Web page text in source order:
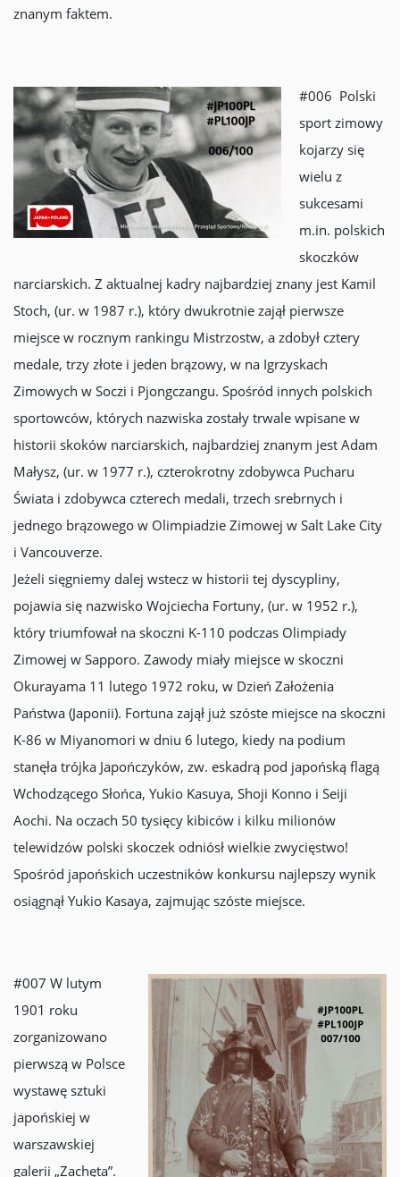
znanym faktem.
#006 Polski
sport zimowy
kojarzy się
wielu z
sukcesami
m.in. polskich
skoczków
narciarskich. Z aktualnej kadry najbardziej znany jest Kamil
Stoch, (ur. w 1987 r.), który dwukrotnie zajął pierwsze
miejsce w rocznym rankingu Mistrzostw, a zdobył cztery
medale, trzy złote i jeden brązowy, w na Igrzyskach
Zimowych w Soczi i Pjongczangu. Spośród innych polskich
sportowców, których nazwiska zostały trwale wpisane w
historii skoków narciarskich, najbardziej znanym jest Adam
Małysz, (ur. w 1977 r.), czterokrotny zdobywca Pucharu
Świata i zdobywca czterech medali, trzech srebrnych i
jednego brązowego w Olimpiadzie Zimowej w Salt Lake City
i Vancouverze.
Jeżeli sięgniemy dalej wstecz w historii tej dyscypliny,
pojawia się nazwisko Wojciecha Fortuny, (ur. w 1952 r.),
który triumfował na skoczni K-110 podczas Olimpiady
Zimowej w Sapporo. Zawody miały miejsce w skoczni
Okurayama 11 lutego 1972 roku, w Dzień Założenia
Państwa (Japonii). Fortuna zajął już szóste miejsce na skoczni
K-86 w Miyanomori w dniu 6 lutego, kiedy na podium
stanęła trójka Japończyków, zw. eskadrą pod japońską flagą
Wchodzącego Słońca, Yukio Kasuya, Shoji Konno i Seiji
Aochi. Na oczach 50 tysięcy kibiców i kilku milionów
telewidzów polski skoczek odniósł wielkie zwycięstwo!
Spośród japońskich uczestników konkursu najlepszy wynik
osiągnął Yukio Kasaya, zajmując szóste miejsce.
#007 W lutym
1901 roku
zorganizowano
pierwszą w Polsce
wystawę sztuki
japońskiej w
warszawskiej
galerii „Zachęta”.